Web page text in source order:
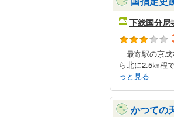
下総国分尼
最寄駅の京成
ら北に2.5㎞程
っと見る
かつての